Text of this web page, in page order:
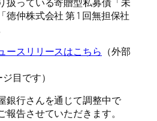
仲株式会社 第 1 回無担保社
ースリリースはこちら （外部
目です）
銀行さんを通じて調整中で
告させていただきます。